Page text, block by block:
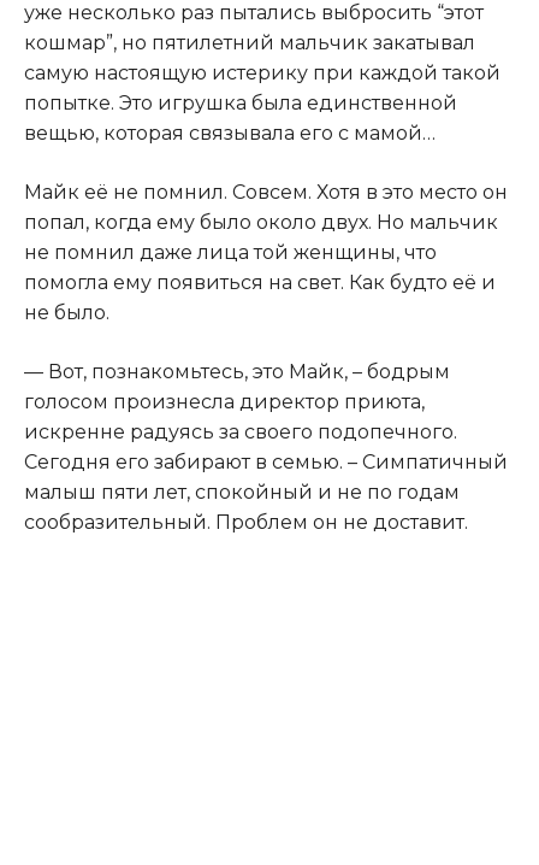
уже несколько раз пытались выбросить “этот
кошмар”, но пятилетний мальчик закатывал
самую настоящую истерику при каждой такой
попытке. Это игрушка была единственной
вещью, которая связывала его с мамой…
Майк её не помнил. Совсем. Хотя в это место он
попал, когда ему было около двух. Но мальчик
не помнил даже лица той женщины, что
помогла ему появиться на свет. Как будто её и
не было.
— Вот, познакомьтесь, это Майк, – бодрым
голосом произнесла директор приюта,
искренне радуясь за своего подопечного.
Сегодня его забирают в семью. – Симпатичный
малыш пяти лет, спокойный и не по годам
сообразительный. Проблем он не доставит.